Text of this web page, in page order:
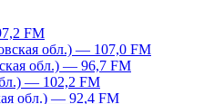
FM
обл.) — 107,0 FM
обл.) — 96,7 FM
— 102,2 FM
обл.) — 92,4 FM